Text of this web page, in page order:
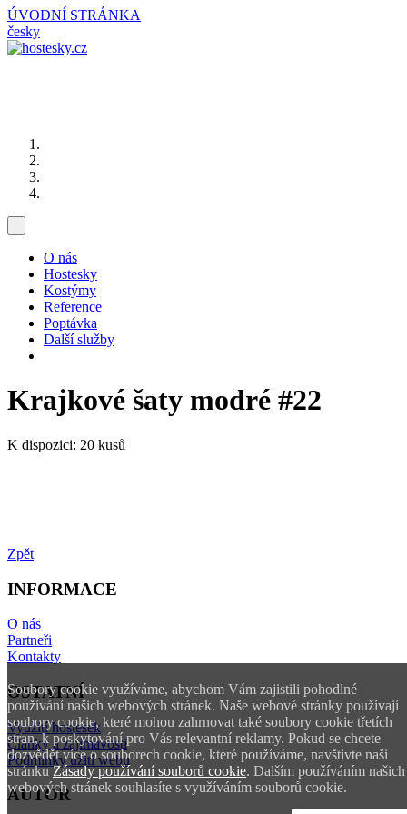
Soubory cookie využíváme, abychom Vám zajistili pohodlné
používání našich webových stránek. Naše webové stránky používají
soubory cookie, které mohou zahrnovat také soubory cookie třetích
stran, k poskytování pro Vás relevantní reklamy. Pokud se chcete
dozvědět více o souborech cookie, které používáme, navštivte naši
stránkuZásady používání souborů cookie. Dalším používáním našich
webových stránek souhlasíte s využíváním souborů cookie.
ÚVODNÍ STRÁNKA
česky
O nás
Hostesky
Kostýmy
Reference
Poptávka
Další služby
Krajkové šaty modré #22
K dispozici: 20 kusů
Zpět
INFORMACE
O nás
Partneři
Kontakty
OSTATNÍ
Využití hostesek
Články a zajímavosti
Podmínky užití webu
AUTOR